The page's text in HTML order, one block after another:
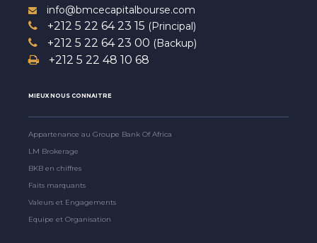
info@bmcecapitalbourse.com
+212 5 22 64 23 15 (Principal)
+212 5 22 64 23 00 (Backup)
+212 5 22 48 10 68
MIEUX NOUS CONNAITRE
Appartenance au Groupe Bank Of Africa
LM Brokerage
BKB en chiffres
Faits marquants
Valeurs et Engagements
Equipe et Organisation